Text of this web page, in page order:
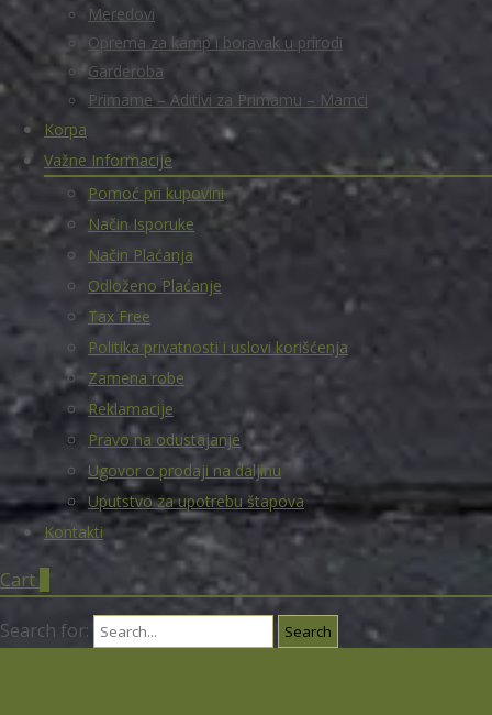
Meredovi
Oprema za kamp i boravak u prirodi
Garderoba
Primame – Aditivi za Primamu – Mamci
Korpa
Važne Informacije
Pomoć pri kupovini
Način Isporuke
Način Plaćanja
Odloženo Plaćanje
Tax Free
Politika privatnosti i uslovi korišćenja
Zamena robe
Reklamacije
Pravo na odustajanje
Ugovor o prodaji na daljinu
Uputstvo za upotrebu štapova
Kontakti
Cart
Search for: